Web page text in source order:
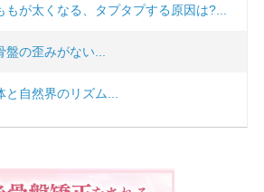
もが太くなる、タプタプする原因は?...
盤の歪みがない...
と自然界のリズム...